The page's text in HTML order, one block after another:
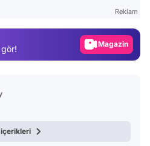
Reklam
Magazin
içerikleri